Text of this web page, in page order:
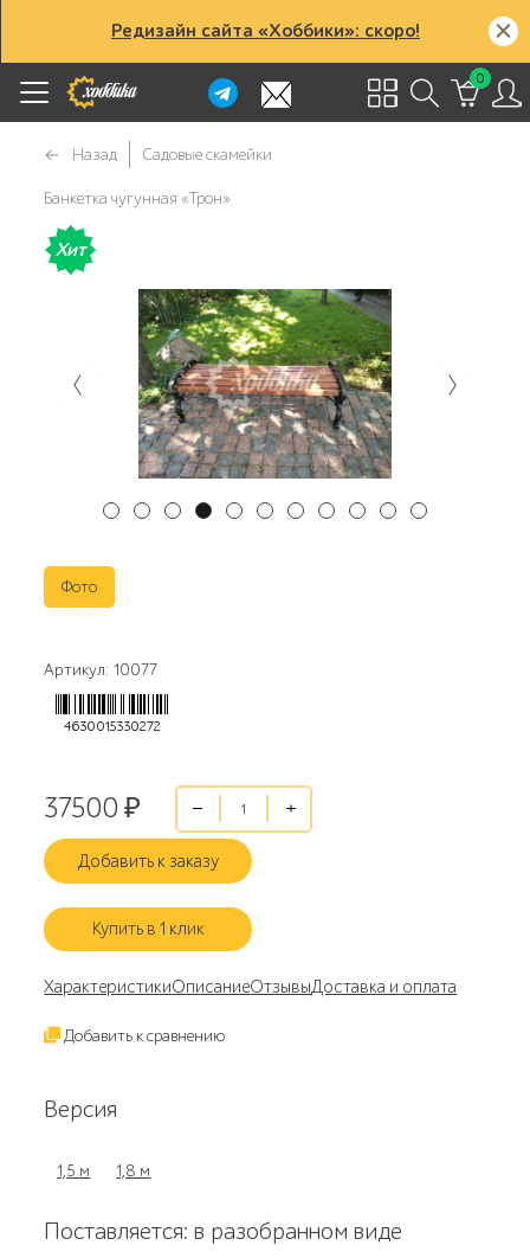
Редизайн сайта «Хоббики»: скоро!
0
Назад Садовые скамейки
Банкетка чугунная «Трон»
Хит
Фото
Артикул: 10077
4630015330272
37500 ₽
Добавить к заказу
Купить в 1 клик
ХарактеристикиОписаниеОтзывыДоставка и оплата
Добавить к сравнению
Версия
1,5 м 1,8 м
Поставляется: в разобранном виде